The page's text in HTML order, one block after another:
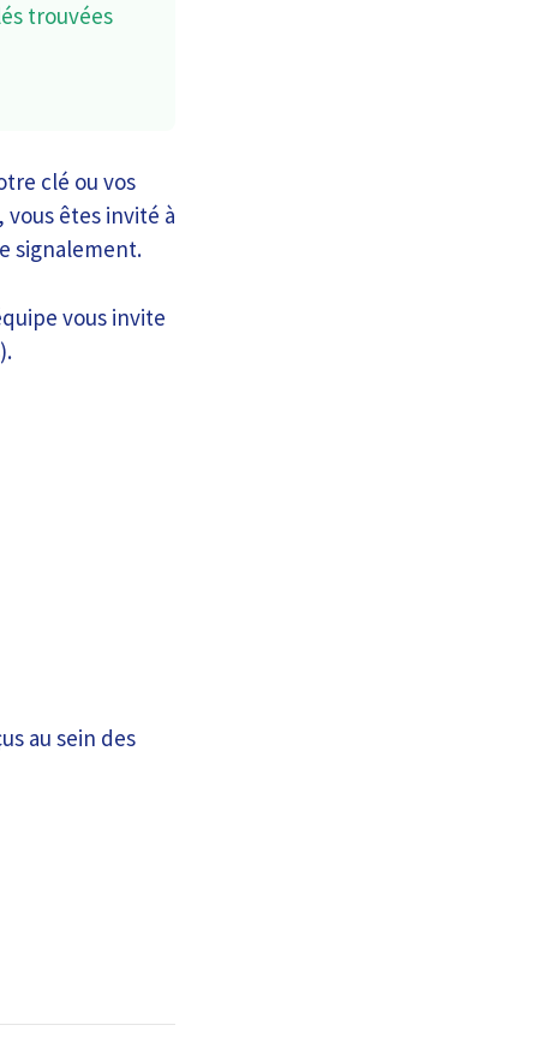
trouvées
clé ou vos
vous êtes invité à
signalement.
vous invite
au sein des